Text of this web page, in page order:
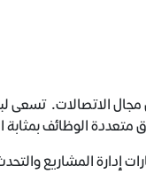
الاتصالات. تسعى
متعددة الوظائف
إدارة المشاريع